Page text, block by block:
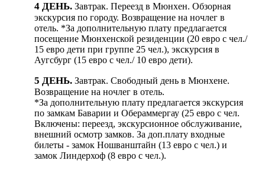
4 ДЕНЬ. Завтрак. Переезд в Мюнхен. Обзорная
экскурсия по городу. Возвращение на ночлег в
отель. *За дополнительную плату предлагается
посещение Мюнхенской резиденции (20 евро с чел./
15 евро дети при группе 25 чел.), экскурсия в
Аугсбург (15 евро с чел./ 10 евро дети).
5 ДЕНЬ. Завтрак. Свободный день в Мюнхене.
Возвращение на ночлег в отель.
*За дополнительную плату предлагается экскурсия
по замкам Баварии и Обераммергау (25 евро с чел.
Включены: переезд, экскурсионное обслуживание,
внешний осмотр замков. За доп.плату входные
билеты - замок Ношванштайн (13 евро с чел.) и
замок Линдерхоф (8 евро с чел.).